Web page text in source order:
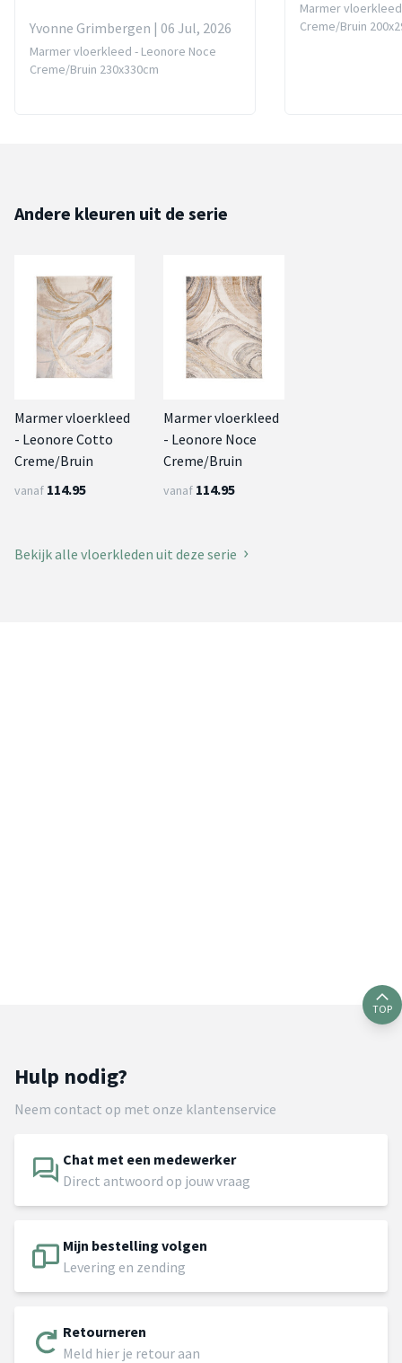
Yvonne Grimbergen | 06 Jul, 2026
Marmer vloerkleed - Leonore Noce
Creme/Bruin 230x330cm
Marmer
Creme/Bruin
Andere kleuren uit de serie
Marmer vloerkleed
- Leonore Cotto
Creme/Bruin
vanaf 114.95
Marmer vloerkleed
- Leonore Noce
Creme/Bruin
vanaf 114.95
Bekijk alle vloerkleden uit deze serie
TOP
Hulp nodig?
Neem contact op met onze klantenservice
Chat met een medewerker
Direct antwoord op jouw vraag
Mijn bestelling volgen
Levering en zending
Retourneren
Meld hier je retour aan